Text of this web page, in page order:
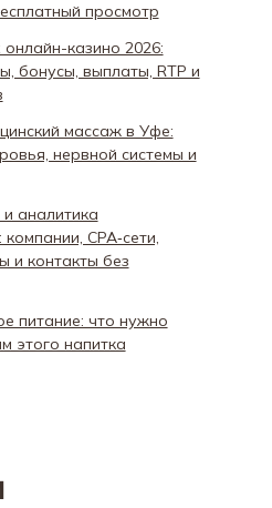
просмотр
казино 2026:
бонусы, выплаты, RTP и
массаж в Уфе:
нервной системы и
аналитика
CPA‑сети,
и контакты без
питание: что нужно
этого напитка